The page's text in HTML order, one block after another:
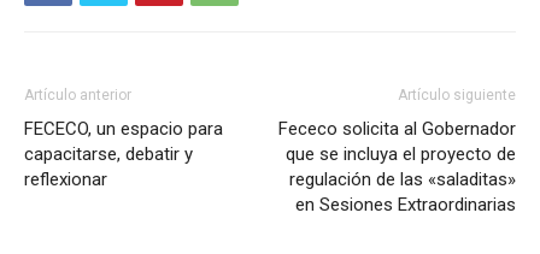
Artículo anterior
FECECO, un espacio para
capacitarse, debatir y
reflexionar
Artículo siguiente
Fececo solicita al Gobernador
que se incluya el proyecto de
regulación de las «saladitas»
en Sesiones Extraordinarias